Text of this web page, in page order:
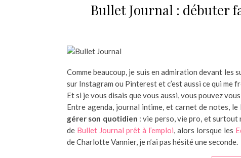
Bullet Journal : débuter
Comme beaucoup, je suis en admiration devant les
sur Instagram ou Pinterest et c’est aussi ce qui me
Et si je vous disais que vous aussi, vous pouvez
Entre agenda, journal intime, et carnet de notes,
gérer son quotidien : vie perso, vie pro, et surtout
de Bullet Journal prêt à l’emploi, alors lorsque les
de Charlotte Vannier, je n’ai pas hésité une seconde.